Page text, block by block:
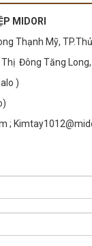
MIDORI
Thạnh Mỹ,
Đông Tăng
)
;